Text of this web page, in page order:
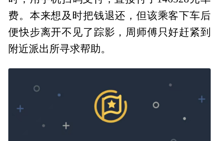
费。本来想及时把钱退还，但该乘客下车后
便快步离开不见了踪影，周师傅只好赶紧到
附近派出所寻求帮助。